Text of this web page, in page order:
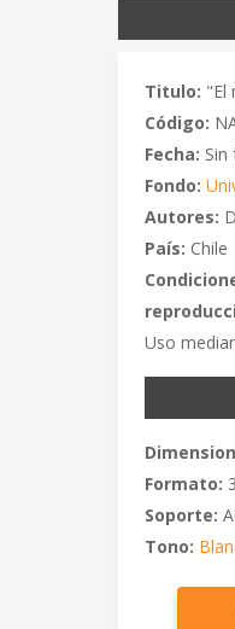
Titulo: "El
Código:
Fecha: Sin
Fondo:
Autores:
País: Chile
Uso
Formato:
Soporte:
Tono: